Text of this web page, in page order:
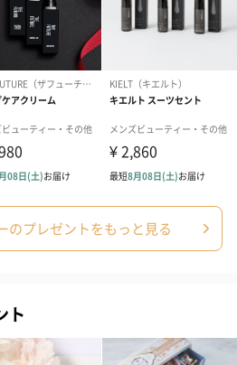
をオールインワンで
忘れがちな毛穴や角質のケア、肌の
っております。
めに、アルコールやメントールなど5
の高い泡と、きめの細かい微粒子シ
ンプッシュで実現しました。
のプレゼントをもっと見る
ト